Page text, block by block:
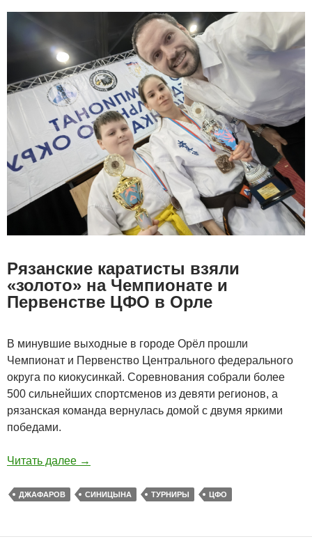
Рязанские каратисты взяли
«золото» на Чемпионате и
Первенстве ЦФО в Орле
В минувшие выходные в городе Орёл прошли
Чемпионат и Первенство Центрального федерального
округа по киокусинкай. Соревнования собрали более
500 сильнейших спортсменов из девяти регионов, а
рязанская команда вернулась домой с двумя яркими
победами.
Читать далее →
ДЖАФАРОВ СИНИЦЫНА ТУРНИРЫ ЦФО